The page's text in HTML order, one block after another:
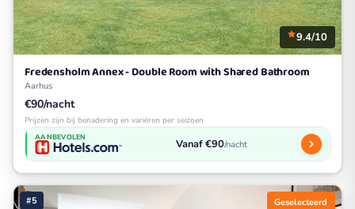
9.4/10
Fredensholm Annex - Double Room with Shared Bathroom
Aarhus
€90/nacht
Prijzen zijn bij benadering en variëren per seizoen
AANBEVOLEN Vanaf €90/nacht
#5 Geselecteerd